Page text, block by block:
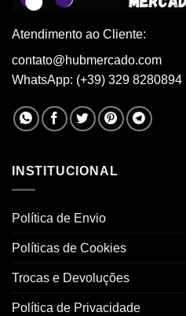
chosen
the
product
Atendimento ao Cliente:
contato@hubmercado.com
WhatsApp: (+39) 329 8280894
INSTITUCIONAL
Política de Envio
Políticas de Cookies
Trocas e Devoluções
Política de Privacidade